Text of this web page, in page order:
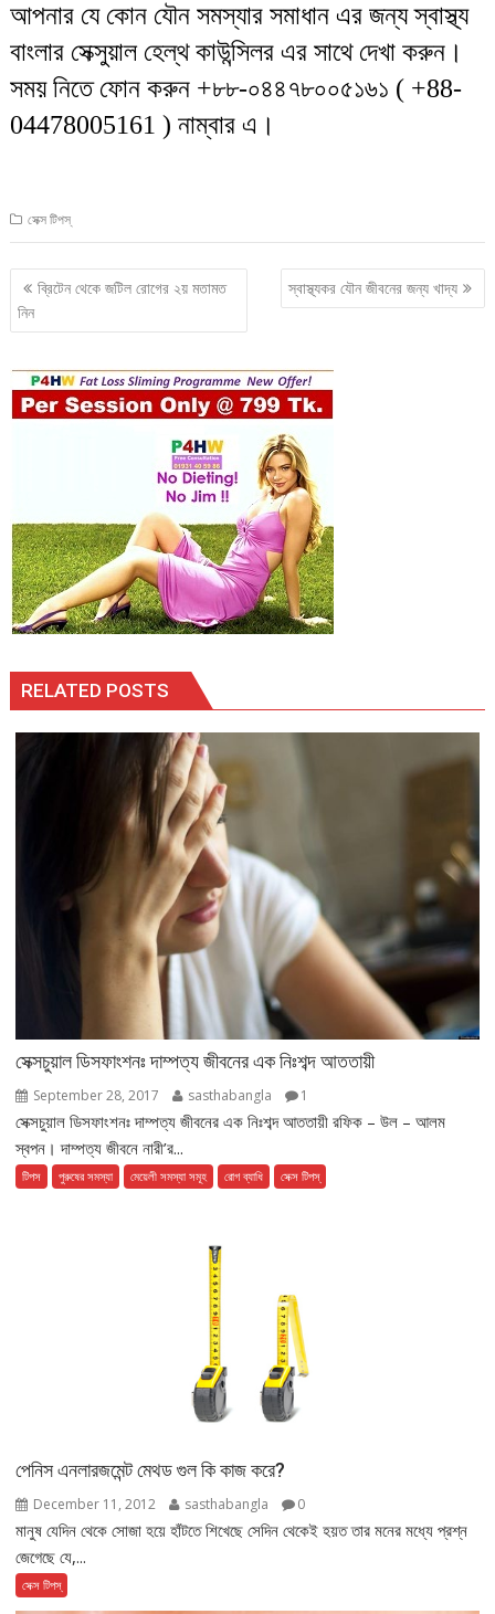
আপনার যে কোন যৌন সমস্যার সমাধান এর জন্য স্বাস্থ্য
বাংলার সেক্সুয়াল হেল্‌থ কাউন্সিলর এর সাথে দেখা করুন।
সময় নিতে ফোন করুন +৮৮-০৪৪৭৮০০৫১৬১ ( +88-
04478005161 ) নাম্বার এ।
সেক্স টিপস্
Post
navigation
ব্রিটেন থেকে জটিল রোগের ২য় মতামত
নিন
স্বাস্থ্যকর যৌন জীবনের জন্য খাদ্য
RELATED POSTS
সেক্সচুয়াল ডিসফাংশনঃ দাম্পত্য জীবনের এক নিঃশব্দ আততায়ী
September 28, 2017 sasthabangla 1
সেক্সচুয়াল ডিসফাংশনঃ দাম্পত্য জীবনের এক নিঃশব্দ আততায়ী রফিক – উল – আলম
স্বপন। দাম্পত্য জীবনে নারী’র...
টিপস পুরুষের সমস্যা মেয়েলী সমস্যা সমূহ রোগ ব্যাধি সেক্স টিপস্
পেনিস এনলারজমেন্ট মেথড গুল কি কাজ করে?
December 11, 2012 sasthabangla 0
মানুষ যেদিন থেকে সোজা হয়ে হাঁটতে শিখেছে সেদিন থেকেই হয়ত তার মনের মধ্যে প্রশ্ন
জেগেছে যে,...
সেক্স টিপস্